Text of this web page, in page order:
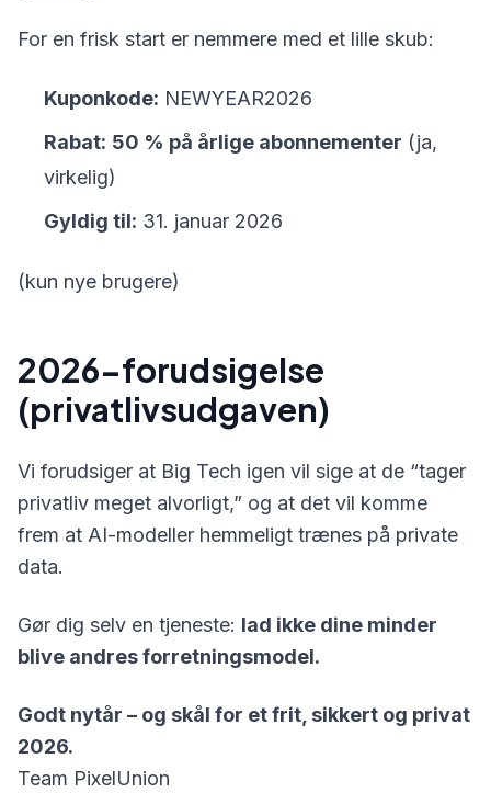
For en frisk start er nemmere med et lille skub:
Kuponkode: NEWYEAR2026
Rabat: 50 % på årlige abonnementer (ja,
virkelig)
Gyldig til: 31. januar 2026
(kun nye brugere)
2026-forudsigelse
(privatlivsudgaven)
Vi forudsiger at Big Tech igen vil sige at de “tager
privatliv meget alvorligt,” og at det vil komme
frem at AI-modeller hemmeligt trænes på private
data.
Gør dig selv en tjeneste: lad ikke dine minder
blive andres forretningsmodel.
Godt nytår – og skål for et frit, sikkert og privat
2026.
Team PixelUnion